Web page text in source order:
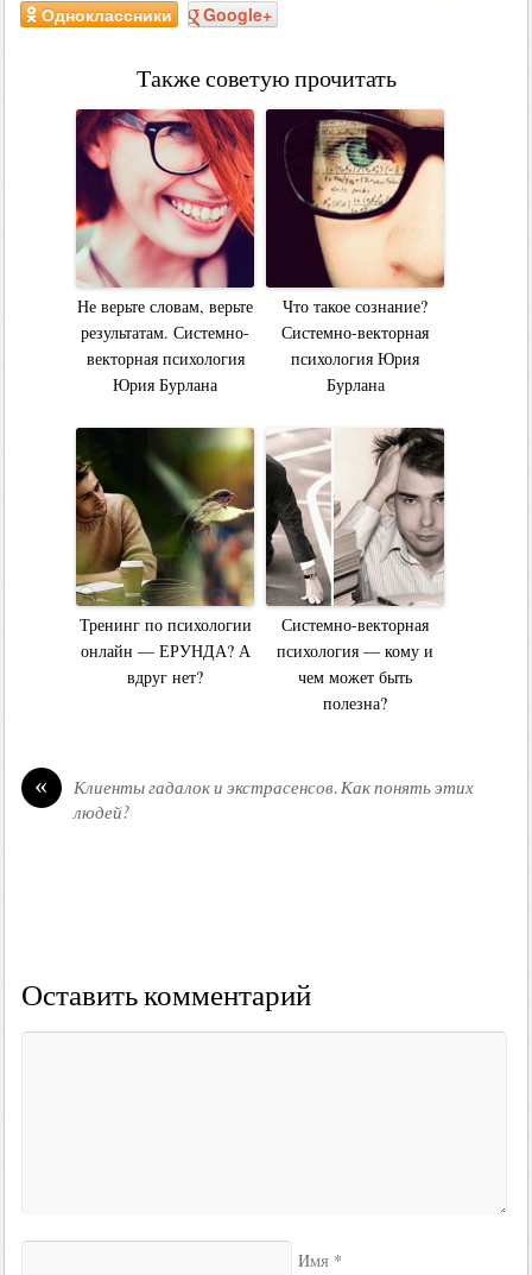
Одноклассники
Google+
Также советую прочитать
Не верьте словам, верьте
результатам. Системно-
векторная психология
Юрия Бурлана
Что такое сознание?
Системно-векторная
психология Юрия
Бурлана
Тренинг по психологии
онлайн — ЕРУНДА? А
вдруг нет?
Системно-векторная
психология — кому и
чем может быть
полезна?
«
Клиенты гадалок и экстрасенсов. Как понять этих
людей?
Оставить комментарий
Имя *